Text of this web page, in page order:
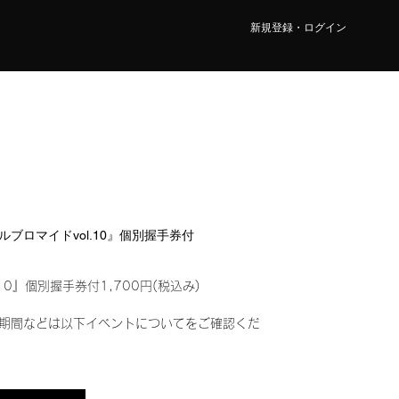
新規登録・ログイン
ブロマイドvol.10』個別握手券付
』個別握手券付1,700円(税込み)
間などは以下イベントについてをご確認くだ